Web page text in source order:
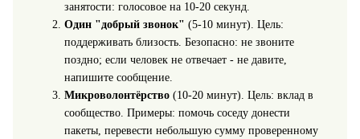
занятости: голосовое на 10-20 секунд.
Один "добрый звонок" (5-10 минут). Цель:
поддерживать близость. Безопасно: не звоните
поздно; если человек не отвечает - не давите,
напишите сообщение.
Микроволонтёрство(10-20 минут). Цель: вклад в
сообщество. Примеры: помочь соседу донести
пакеты, перевести небольшую сумму проверенному